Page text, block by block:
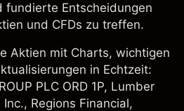
fundierte Entscheidungen
und CFDs zu treffen.
Aktien mit Charts, wichtigen
in Echtzeit:
PLC ORD 1P, Lumber
Inc., Regions Financial,